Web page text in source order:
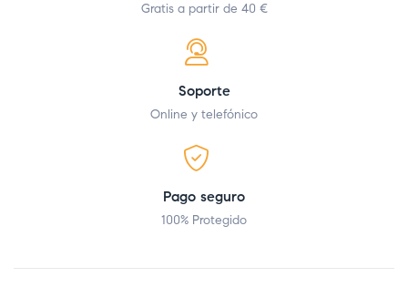
Gratis a partir de 40 €
Soporte
Online y telefónico
Pago seguro
100% Protegido